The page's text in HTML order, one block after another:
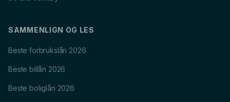
SAMMENLIGN OG LES
Beste forbrukslån 2026
Beste billån 2026
Beste boliglån 2026